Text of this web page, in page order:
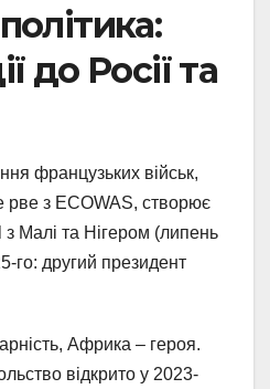
до Росії та
французьких військ,
рве з ECOWAS, створює
Малі та Нігером (липень
го: другий президент
Африка – героя.
відкрито у 2023-